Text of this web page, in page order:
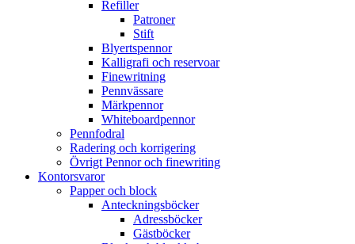
Refiller
Patroner
Stift
Blyertspennor
Kalligrafi och reservoar
Finewritning
Pennvässare
Märkpennor
Whiteboardpennor
Pennfodral
Radering och korrigering
Övrigt Pennor och finewriting
Kontorsvaror
Papper och block
Anteckningsböcker
Adressböcker
Gästböcker